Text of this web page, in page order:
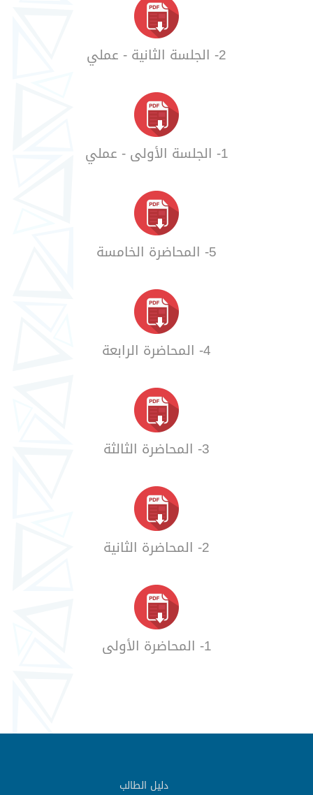
2- الجلسة الثانية - عملي
1- الجلسة الأولى - عملي
5- المحاضرة الخامسة
4- المحاضرة الرابعة
3- المحاضرة الثالثة
2- المحاضرة الثانية
1- المحاضرة الأولى
دليل الطالب